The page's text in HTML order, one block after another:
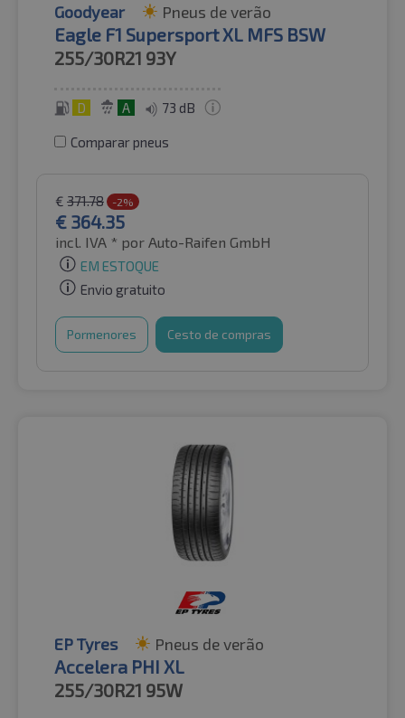
Goodyear Pneus de verão
Eagle F1 Supersport XL MFS BSW
255/30R21 93Y
D A 73 dB
Comparar pneus
€ 371.78 -2%
€ 364.35
incl. IVA * por Auto-Raifen GmbH
EM ESTOQUE
Envio gratuito
Pormenores Cesto de compras
EP Tyres Pneus de verão
Accelera PHI XL
255/30R21 95W